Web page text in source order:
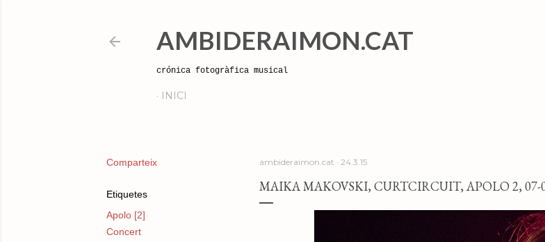
AMBIDERAIMON.CAT
crónica fotogràfica musical
INICI
Comparteix
Etiquetes
Apolo [2]
Concert
ambideraimon.cat 24.3.15
MAIKA MAKOVSKI, CURTCIRCUIT, APOLO 2, 07-